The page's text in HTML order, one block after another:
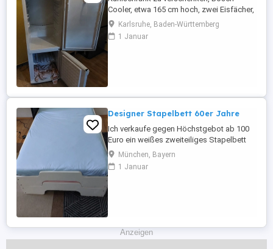
Cooler, etwa 165 cm hoch, zwei Eisfächer,
voll funktionsfähig, brummt manchmal
etwas, Türgummis teilweise von außen
etwas eingerissen. Hat aber keine
Karlsruhe, Baden-Württemberg
1 Januar
Designer Stapelbett 60er Jahre
Ich verkaufe gegen Höchstgebot ab 100
Euro ein weißes zweiteiliges Stapelbett
aus Massivholz (Designer Rolf Heide) bei
Bedarf inklusive Lattenroste und
Matratzen. Das Bett ist ideal für kleine
München, Bayern
1 Januar
Anzeigen